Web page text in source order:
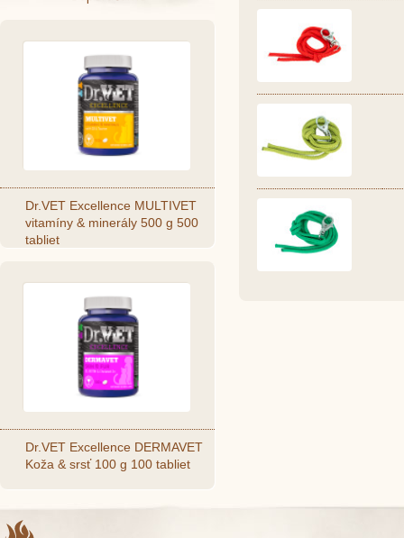
Dr.VET Excellence MULTIVET
vitamíny & minerály 500 g 500
tabliet
Dr.VET Excellence DERMAVET
Koža & srsť 100 g 100 tabliet